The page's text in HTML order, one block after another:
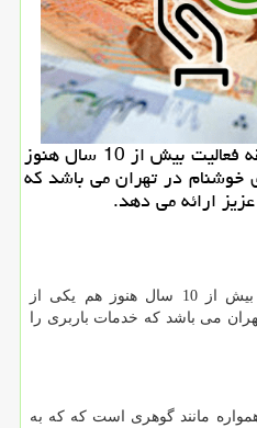
پول من: باربری تهران با سابقه فعالیت بیش از 10 سال هنوز
در تهران می باشد كه
ارائه می دهد.
باربری تهران با سابقه فعالیت بیش از 10 سال هنوز هم یکی از
می باشد که خدمات باربری را
مانند گوهری است که که به